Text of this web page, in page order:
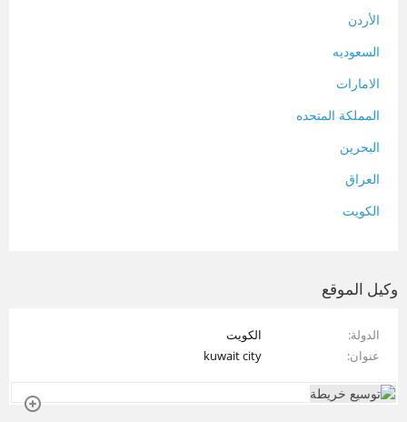
الأردن
السعوديه
الامارات
المملكة المتحده
البحرين
العراق
الكويت
فلسطين
سوريا
وكيل الموقع
الدولة
الكويت
عنوان
kuwait city